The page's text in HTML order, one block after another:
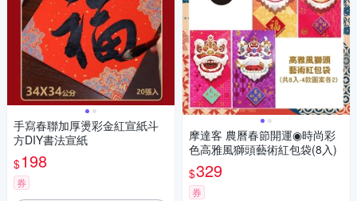
手寫春聯加厚燙彩金紅宣紙斗
方DIY書法宣紙
$198
券
摩達客 農曆春節開運◉時尚彩
色高雅風獅頭藝術紅包袋(8入)
$329
券